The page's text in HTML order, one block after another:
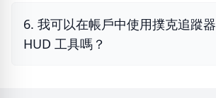
6. 我可以在帳戶中使用撲克追蹤
HUD 工具嗎？